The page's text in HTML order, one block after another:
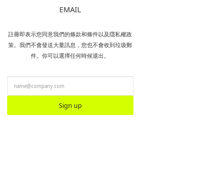
EMAIL
註冊即表示您同意我們的條款和條件以及隱私權政
策。我們不會發送大量訊息，您也不會收到垃圾郵
件。你可以選擇任何時候退出。
Sign up